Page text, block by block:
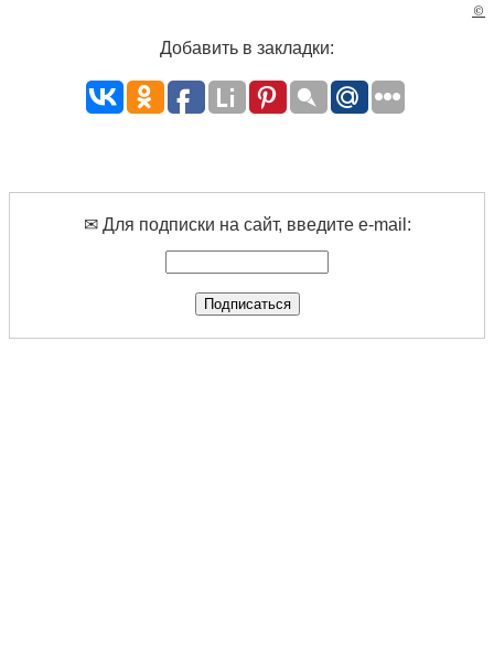
©
Добавить в закладки:
✉ Для подписки на сайт, введите e-mail: